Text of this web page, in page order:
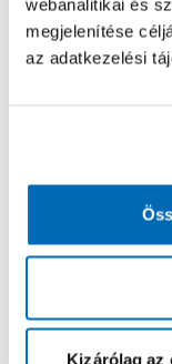
webanalitikai és
megjelenítése
az adatkezelési
Kizárólag az